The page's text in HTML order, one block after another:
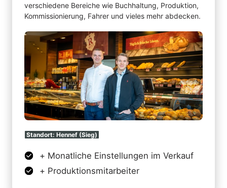
verschiedene Bereiche wie Buchhaltung, Produktion,
Kommissionierung, Fahrer und vieles mehr abdecken.
Standort: Hennef (Sieg)
+ Monatliche Einstellungen im Verkauf
+ Produktionsmitarbeiter